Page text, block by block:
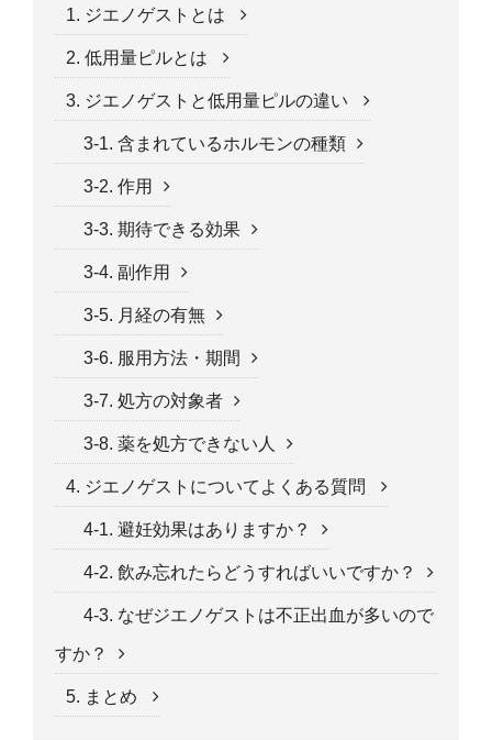
1. ジエノゲストとは
2. 低用量ピルとは
3. ジエノゲストと低用量ピルの違い
3-1. 含まれているホルモンの種類
3-2. 作用
3-3. 期待できる効果
3-4. 副作用
3-5. 月経の有無
3-6. 服用方法・期間
3-7. 処方の対象者
3-8. 薬を処方できない人
4. ジエノゲストについてよくある質問
4-1. 避妊効果はありますか？
4-2. 飲み忘れたらどうすればいいですか？
4-3. なぜジエノゲストは不正出血が多いので
すか？
5. まとめ